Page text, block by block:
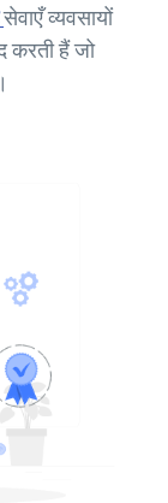
सेवाएँ व्यवसायों
करती हैं जो